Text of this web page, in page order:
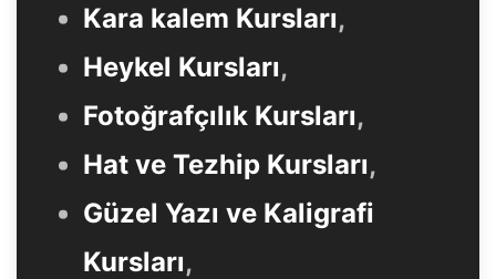
Kara kalem Kursları,
Heykel Kursları,
Fotoğrafçılık Kursları,
Hat ve Tezhip Kursları,
Güzel Yazı ve Kaligrafi
Kursları,